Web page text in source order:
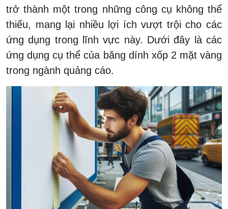
trở thành một trong những công cụ không thể
thiếu, mang lại nhiều lợi ích vượt trội cho các
ứng dụng trong lĩnh vực này. Dưới đây là các
ứng dụng cụ thể của băng dính xốp 2 mặt vàng
trong ngành quảng cáo.